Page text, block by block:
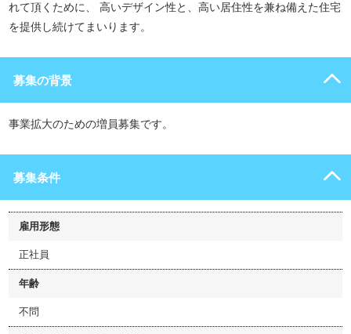
れて頂くために、 高いデザイン性と、高い居住性を兼ね備えた住宅
を提供し続けてまいります。
募集の背景
事業拡大のための増員募集です。
募集条件
雇用形態
正社員
年齢
不問